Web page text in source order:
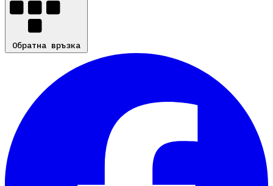
Обратна връзка
Обратна връзка